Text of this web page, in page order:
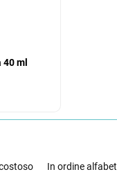
ml
In ordine